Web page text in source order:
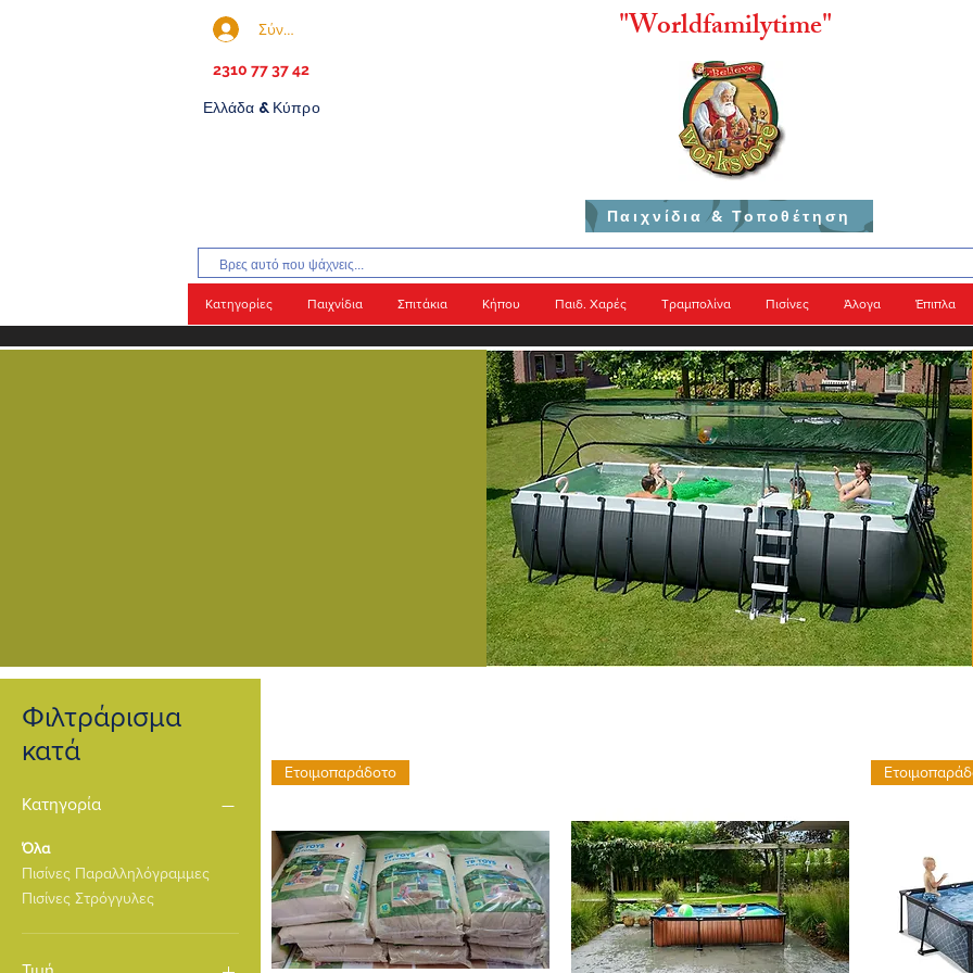
Σύνδεση
2310 77 37 42
Ελλάδα & Κύπρο
"Worldfamilytime"
Παιχνίδια & Τοποθέτηση
Κατηγορίες Παιχνίδια Σπιτάκια Κήπου Παιδ. Χαρές Τραμπολίνα Πισίνες Άλογα Έπιπλα
Φιλτράρισμα
κατά
Κατηγορία
Όλα
Πισίνες Παραλληλόγραμμες
Πισίνες Στρόγγυλες
Ετοιμοπαράδοτο